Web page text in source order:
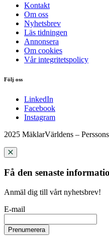
Kontakt
Om oss
Nyhetsbrev
Läs tidningen
Annonsera
Om cookies
Vår integritetspolicy
Följ oss
LinkedIn
Facebook
Instagram
2025 MäklarVärldens –
Få den senaste
Anmäl dig till vårt nyhetsbrev!
E-mail
Prenumerera